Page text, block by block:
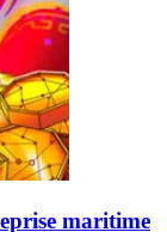
maritime